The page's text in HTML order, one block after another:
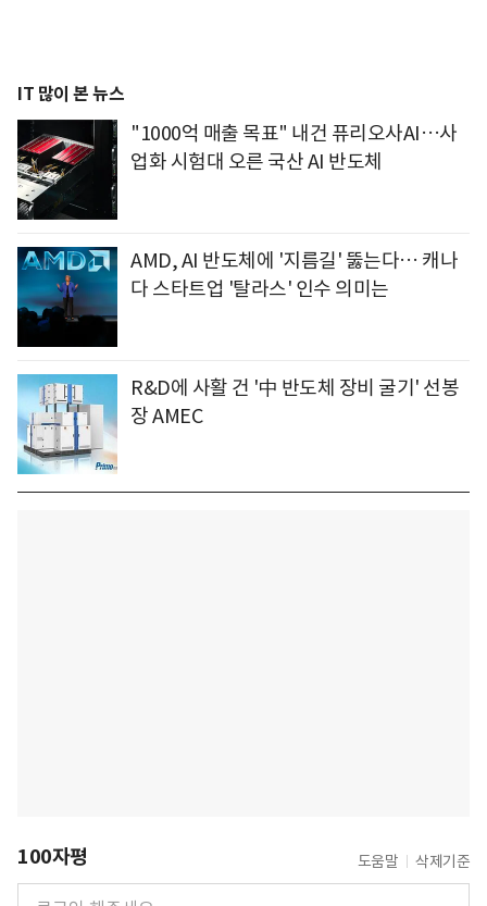
IT 많이 본 뉴스
"1000억 매출 목표" 내건 퓨리오사AI…사
업화 시험대 오른 국산 AI 반도체
AMD, AI 반도체에 '지름길' 뚫는다… 캐나
다 스타트업 '탈라스' 인수 의미는
R&D에 사활 건 '中 반도체 장비 굴기' 선봉
장 AMEC
100자평 도움말 삭제기준